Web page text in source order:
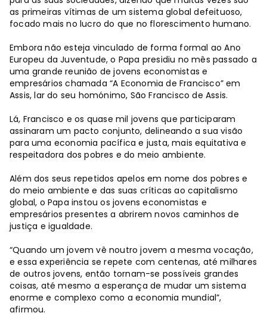
as primeiras vítimas de um sistema global defeituoso,
focado mais no lucro do que no florescimento humano.
Embora não esteja vinculado de forma formal ao Ano
Europeu da Juventude, o Papa presidiu no mês passado a
uma grande reunião de jovens economistas e
empresários chamada “A Economia de Francisco” em
Assis, lar do seu homónimo, São Francisco de Assis.
Lá, Francisco e os quase mil jovens que participaram
assinaram um pacto conjunto, delineando a sua visão
para uma economia pacífica e justa, mais equitativa e
respeitadora dos pobres e do meio ambiente.
Além dos seus repetidos apelos em nome dos pobres e
do meio ambiente e das suas críticas ao capitalismo
global, o Papa instou os jovens economistas e
empresários presentes a abrirem novos caminhos de
justiça e igualdade.
“Quando um jovem vê noutro jovem a mesma vocação,
e essa experiência se repete com centenas, até milhares
de outros jovens, então tornam-se possíveis grandes
coisas, até mesmo a esperança de mudar um sistema
enorme e complexo como a economia mundial”,
afirmou.